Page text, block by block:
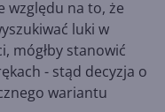
względu na to, że
luki w
mógłby stanowić
- stąd decyzja o
wariantu